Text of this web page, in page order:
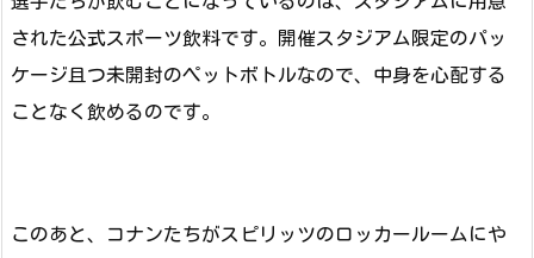
された公式スポーツ飲料です。開催スタジアム限定のパッ
ケージ且つ未開封のペットボトルなので、中身を心配する
ことなく飲めるのです。
このあと、コナンたちがスピリッツのロッカールームにや